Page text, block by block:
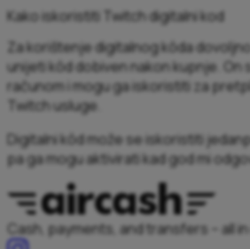
Kako iskoristiti Twitch digitalni kod
Za korištenje digitalnog kôda
unijeti kôd dobiven nakon kupnje. On
računom i mogu ga iskoristiti za
Twitch usluge.
Digitalni kôd može se iskoristiti
pa ga mogu aktivirati kad god mi
Cash, payments, and transfers – all